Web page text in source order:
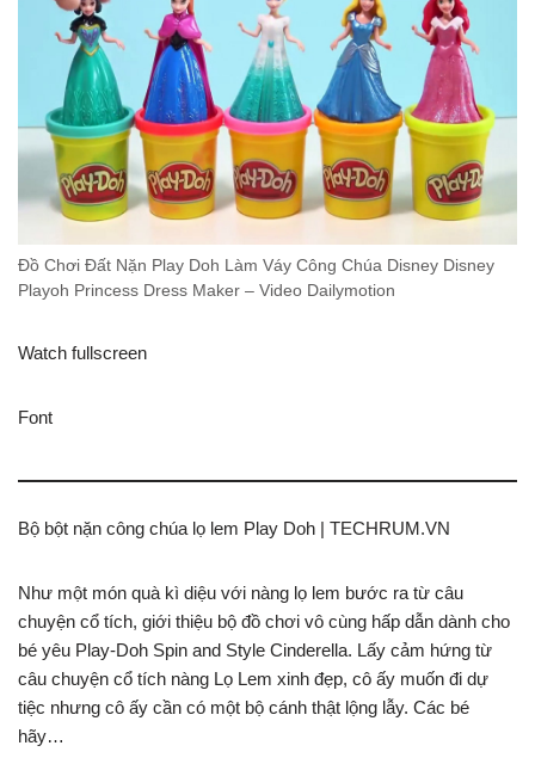
Đồ Chơi Đất Nặn Play Doh Làm Váy Công Chúa Disney Disney
Playoh Princess Dress Maker – Video Dailymotion
Watch fullscreen
Font
Bộ bột nặn công chúa lọ lem Play Doh | TECHRUM.VN
Như một món quà kì diệu với nàng lọ lem bước ra từ câu
chuyện cổ tích, giới thiệu bộ đồ chơi vô cùng hấp dẫn dành cho
bé yêu Play-Doh Spin and Style Cinderella. Lấy cảm hứng từ
câu chuyện cổ tích nàng Lọ Lem xinh đẹp, cô ấy muốn đi dự
tiệc nhưng cô ấy cần có một bộ cánh thật lộng lẫy. Các bé
hãy…